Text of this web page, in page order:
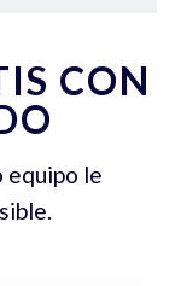
CON
equipo le